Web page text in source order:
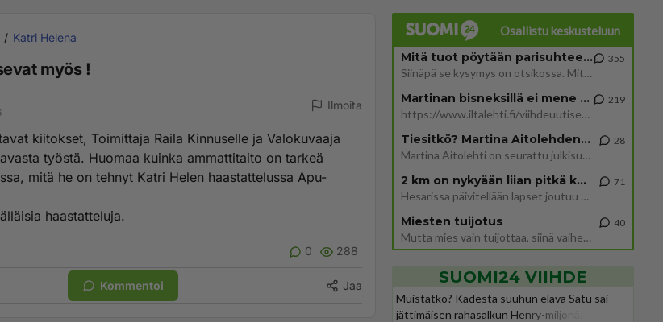
Katri Helena
myös !
Ilmoita
kiitokset, Toimittaja Raila Kinnuselle ja Valokuvaaja
työstä. Huomaa kuinka ammattitaito on tarkeä
mitä he on tehnyt Katri Helen haastattelussa Apu-
haastatteluja.
0 288
Kommentoi Jaa
Osallistu keskusteluun
Mitä tuot pöytään parisuhteessa?
Siinäpä se kysymys on otsikossa. Mitäpä siis tuot/toisit pöytään parisuhteessa? Oletko mies vai nainen? Koetko sen mitä
355
Martinan bisneksillä ei mene hyvin
https://www.iltalehti.fi/viihdeuutiset/a/c46da6ab-340f-4790-aaa7-0865eed2336 Yrityksen konkurssihakemus on tullut kärä
219
Tiesitkö? Martina Aitolehden isäpuoli on tämä suosittu laulaja
Martina Aitolehti on seurattu julkisuuden henkilö. Lähipiiriin mahtuu muitakin tunnettuja henkilöitä. Tiesitkö, että Ma
28
2 km on nykyään liian pitkä koulumatka
Hesarissa päivitellään lapset joutuu nyt kulkemaan 2 km kouluun jösses. Ruostefillarilla tuo matka menee vaikka miten äk
71
Miesten tuijotus
Mutta mies vain tuijottaa, siinä vaiheessa käännän itse pään pois. Mikä juttu? Yleensä jos joku tuijottaa tai katsoo, hä
40
SUOMI24 VIIHDE
Muistatko? Kädestä suuhun elävä Satu sai
jättimäisen rahasalkun Henry-miljonääriltä